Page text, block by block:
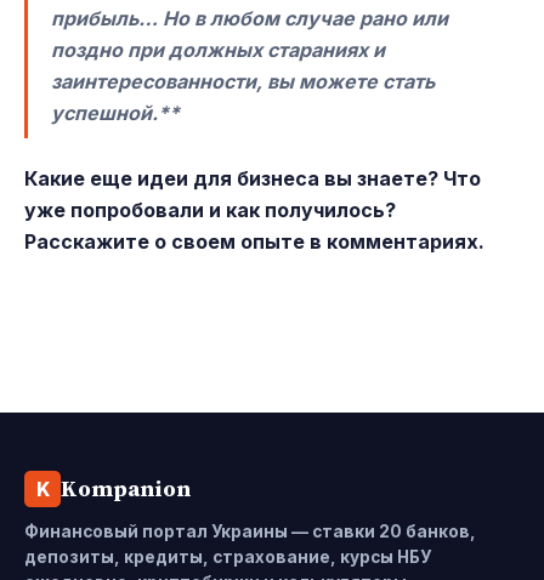
прибыль… Но в любом случае рано или
поздно при должных стараниях и
заинтересованности, вы можете стать
успешной.**
Какие еще идеи для бизнеса вы знаете? Что
уже попробовали и как получилось?
Расскажите о своем опыте в комментариях.
K Kompanion
Финансовый портал Украины — ставки 20 банков,
депозиты, кредиты, страхование, курсы НБУ